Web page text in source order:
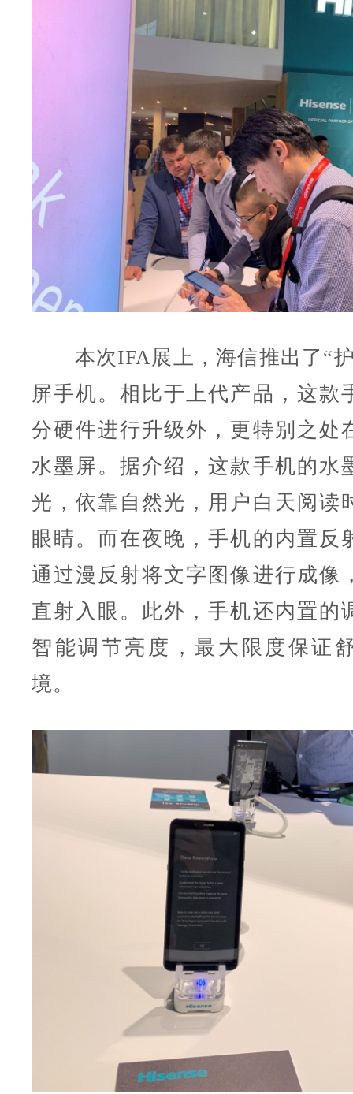
本次IFA展上，海信推出了“护
屏手机。相比于上代产品，这款
分硬件进行升级外，更特别之处
水墨屏。据介绍，这款手机的水
光，依靠自然光，用户白天阅读
眼睛。而在夜晚，手机的内置反
通过漫反射将文字图像进行成像
直射入眼。此外，手机还内置的
智能调节亮度，最大限度保证
境。